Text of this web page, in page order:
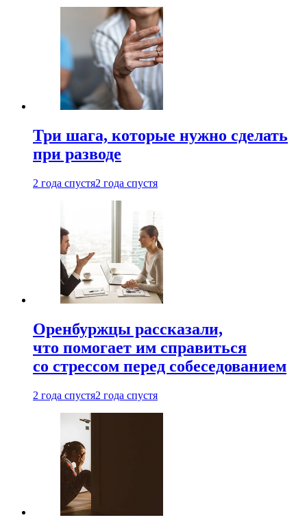
Три шага, которые нужно сделать
при разводе
2 года спустя2 года спустя
Оренбуржцы рассказали,
что помогает им справиться
со стрессом перед собеседованием
2 года спустя2 года спустя